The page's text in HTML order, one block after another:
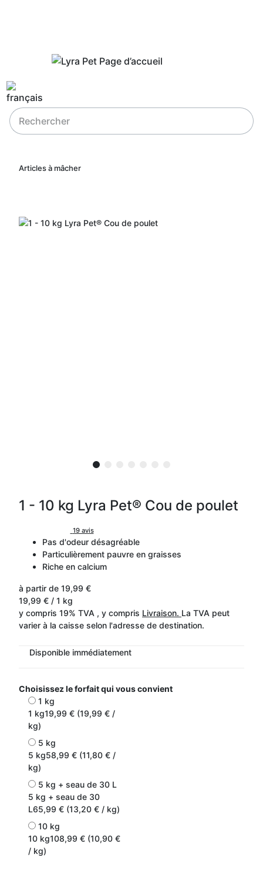
Articles à mâcher
1 - 10 kg Lyra Pet® Cou de poulet
19 avis
Pas d'odeur désagréable
Particulièrement pauvre en graisses
Riche en calcium
à partir de 19,99 €
19,99 € / 1 kg
y compris 19% TVA , y compris Livraison. La TVA peut
varier à la caisse selon l'adresse de destination.
Disponible immédiatement
Choisissez le forfait qui vous convient
1 kg
1 kg19,99 € (19,99 € /
kg)
5 kg
5 kg58,99 € (11,80 € /
kg)
5 kg + seau de 30 L
5 kg + seau de 30
L65,99 € (13,20 € / kg)
10 kg
10 kg108,99 € (10,90 €
/ kg)